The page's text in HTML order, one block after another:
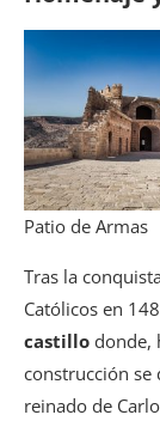
Patio de Armas
Tras la
Católicos en
castillo donde,
construcción se
reinado de